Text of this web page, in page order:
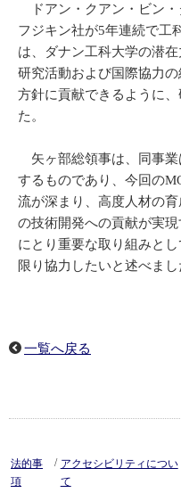
ドアン・クアン・ビン・
フジキン社が5年連続で工
は、ダナン工科大学の潜
研究活動および国際協力
方針に貢献できるように
た。
矢ヶ部総領事は、同事業
するものであり、今回の
流が深まり、高度人材の
の技術開発への貢献が実
にとり重要な取り組みと
限り協力したいと述べまし
一覧へ戻る
法的事
項
/ アクセシビリティについ
て